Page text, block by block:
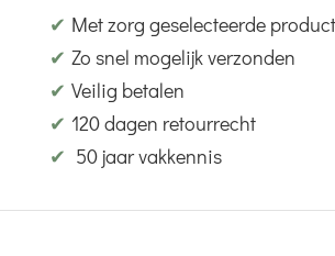
✔ Met zorg geselecteerde
✔ Zo snel mogelijk verzonden
✔ Veilig betalen
✔ 120 dagen retourrecht
✔ 50 jaar vakkennis